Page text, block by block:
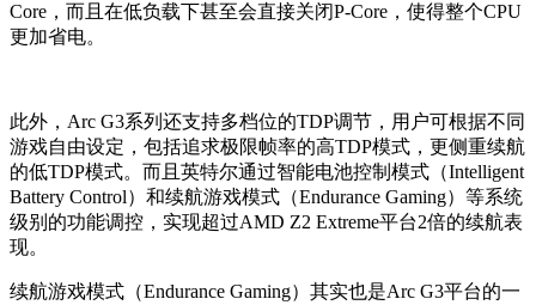
Core，而且在低负载下甚至会直接关闭P-Core，使得整个CPU
更加省电。
此外，Arc G3系列还支持多档位的TDP调节，用户可根据不同
游戏自由设定，包括追求极限帧率的高TDP模式，更侧重续航
的低TDP模式。而且英特尔通过智能电池控制模式（Intelligent
Battery Control）和续航游戏模式（Endurance Gaming）等系统
级别的功能调控，实现超过AMD Z2 Extreme平台2倍的续航表
现。
续航游戏模式（Endurance Gaming）其实也是Arc G3平台的一